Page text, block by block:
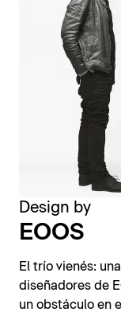
Design by
EOOS
El trío vienés:
diseñadores de
un obstáculo en